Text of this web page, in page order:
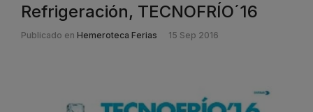
Refrigeración, TECNOFRÍO´16
Publicado en Hemeroteca Ferias 15 Sep 2016